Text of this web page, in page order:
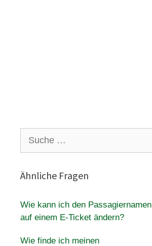
nach:
Ähnliche Fragen
Wie kann ich den Passagiernamen
auf einem E-Ticket ändern?
Wie finde ich meinen